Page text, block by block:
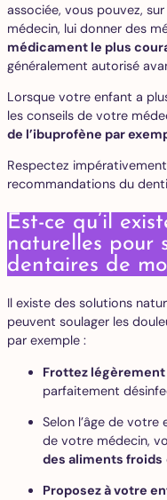
associée, vous pouvez,
médecin, lui donner des
médicament le plus
généralement autorisé
Lorsque votre enfant a
les conseils de votre
de l’ibuprofène par
Respectez
recommandations du
Est-ce qu’il
naturelles pour
dentaires de
Il existe des solutions
peuvent soulager les
par exemple :
Frottez
parfaitement
Selon l’âge de
de votre médecin,
des aliments froids
Proposez à votre